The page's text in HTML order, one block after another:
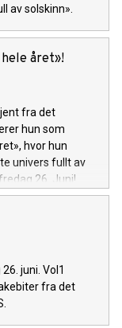
av solskinn».
året»!
fra det
hun som
hvor hun
univers fullt av
26. Juni!
juni. Vol1
fra det